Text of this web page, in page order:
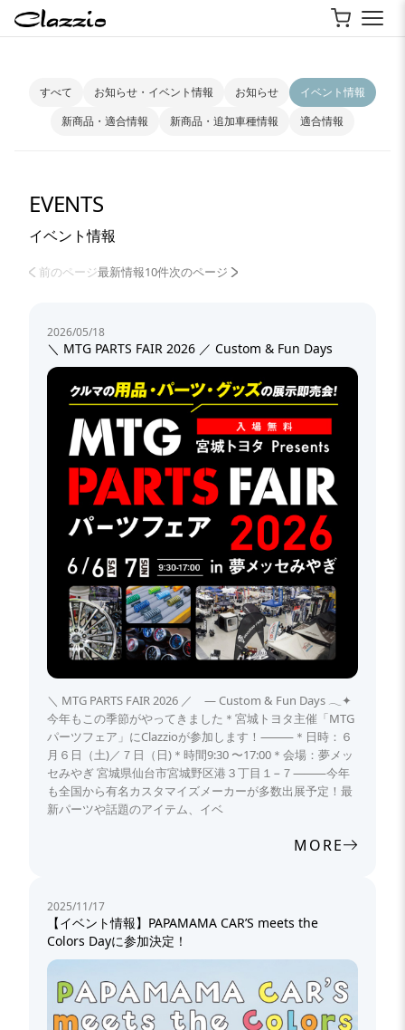
すべて お知らせ・イベント情報 お知らせ
イベント情報
新商品・適合情報
新商品・追加車種情報 適合情報
EVENTS
イベント情報
前のページ最新情報10件次のページ
2026/05/18
＼ MTG PARTS FAIR 2026 ／ Custom & Fun Days
＼ MTG PARTS FAIR 2026 ／ — Custom & Fun Days 𓂃✦
今年もこの季節がやってきました＊宮城トヨタ主催「MTG
パーツフェア」にClazzioが参加します！⸻＊日時：６
月６日（土)／７日（日)＊時間9:30 〜17:00＊会場：夢メッ
セみやぎ 宮城県仙台市宮城野区港３丁目１−７⸻今年
も全国から有名カスタマイズメーカーが多数出展予定！最
新パーツや話題のアイテム、イベ
MORE
2025/11/17
【イベント情報】PAPAMAMA CAR’S meets the
Colors Dayに参加決定！